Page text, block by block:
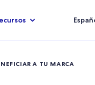
A TU MARCA